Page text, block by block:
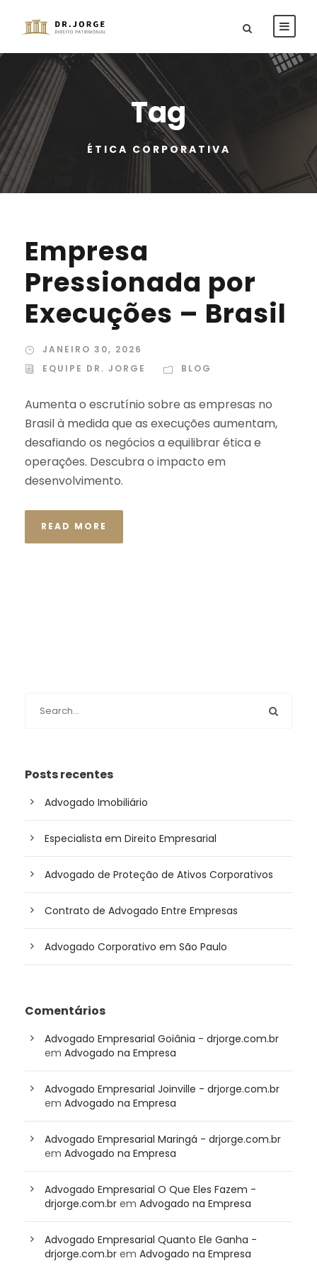
Tag
ÉTICA CORPORATIVA
Empresa
Pressionada por
Execuções – Brasil
JANEIRO 30, 2026
EQUIPE DR. JORGE
BLOG
Aumenta o escrutínio sobre as empresas no
Brasil à medida que as execuções aumentam,
desafiando os negócios a equilibrar ética e
operações. Descubra o impacto em
desenvolvimento.
READ MORE
Posts recentes
Advogado Imobiliário
Especialista em Direito Empresarial
Advogado de Proteção de Ativos Corporativos
Contrato de Advogado Entre Empresas
Advogado Corporativo em São Paulo
Comentários
Advogado Empresarial Goiânia - drjorge.com.br
em Advogado na Empresa
Advogado Empresarial Joinville - drjorge.com.br
em Advogado na Empresa
Advogado Empresarial Maringá - drjorge.com.br
em Advogado na Empresa
Advogado Empresarial O Que Eles Fazem -
drjorge.com.br em Advogado na Empresa
Advogado Empresarial Quanto Ele Ganha -
drjorge.com.br em Advogado na Empresa